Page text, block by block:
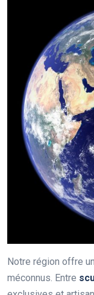
Notre région offre
méconnus. Entre